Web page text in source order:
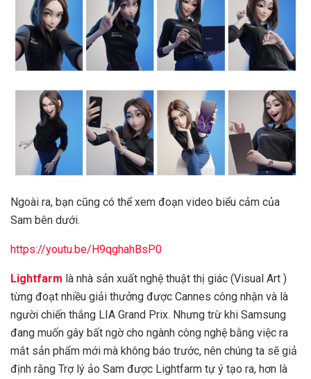
Ngoài ra, bạn cũng có thể xem đoạn video biểu cảm của
Sam bên dưới.
https://youtu.be/H9qghahBsP0
Lightfarm là nhà sản xuất nghệ thuật thị giác (Visual Art )
từng đoạt nhiều giải thưởng được Cannes công nhận và là
người chiến thắng LIA Grand Prix. Nhưng trừ khi Samsung
đang muốn gây bất ngờ cho ngành công nghệ bằng việc ra
mắt sản phẩm mới mà không báo trước, nên chúng ta sẽ giả
định rằng Trợ lý ảo Sam được Lightfarm tự ý tạo ra, hơn là